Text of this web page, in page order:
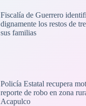
Fiscalía de Guerrero
dignamente los restos de
sus familias
Policía Estatal recupera
reporte de robo en zona
Acapulco